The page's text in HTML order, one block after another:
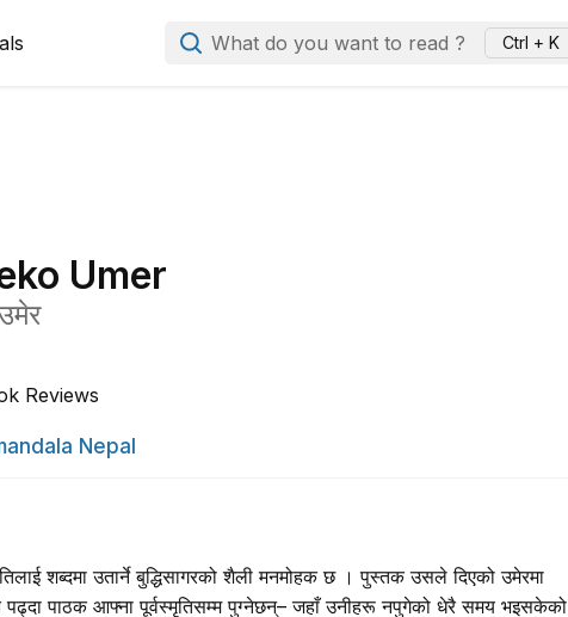
What do you want to read ? Ctrl + K
Umer
Reviews
Nepal
शब्दमा उतार्ने बुद्धिसागरको शैली मनमोहक छ । पुस्तक उसले दिएको उमेरमा
पढ्दा पाठक आफ्ना पूर्वस्मृतिसम्म पुग्नेछन्– जहाँ उनीहरू नपुगेको धेरै समय भइसकेको